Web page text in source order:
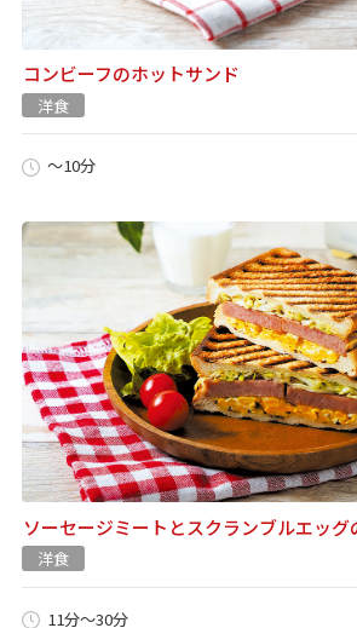
コンビーフのホットサンド
洋食
～10分
ソーセージミートとスクランブルエッグ
洋食
11分～30分